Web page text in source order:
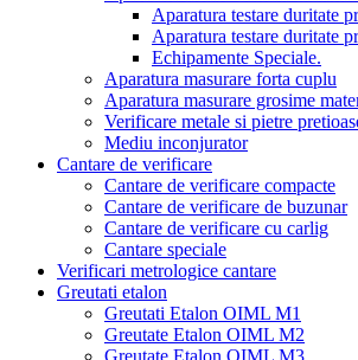
Aparatura testare duritate
Aparatura testare duritate
Echipamente Speciale.
Aparatura masurare forta cuplu
Aparatura masurare grosime
Verificare metale si pietre
Mediu inconjurator
Cantare de verificare
Cantare de verificare compacte
Cantare de verificare de buzunar
Cantare de verificare cu carlig
Cantare speciale
Verificari metrologice cantare
Greutati etalon
Greutati Etalon OIML M1
Greutate Etalon OIML M2
Greutate Etalon OIML M3